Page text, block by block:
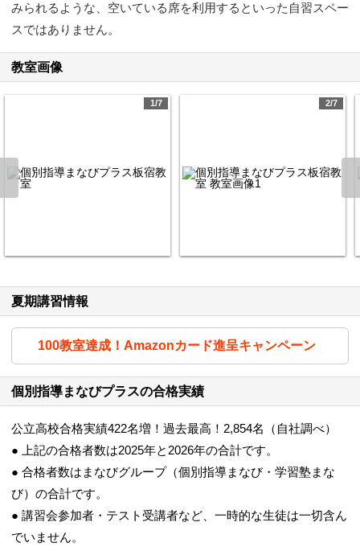
みられるような、空いている席を利用するといった自習スペー
スではありません。
教室画像
1/7 2/7
夏期講習情報
100教室達成！Amazonカード進呈キャンペーン
個別指導まなびプラスの合格実績
公立高校合格実績422名増！過去最高！2,854名（自社調べ）
● 上記の合格者数は2025年と2026年の合計です。
● 合格者数はまなびグループ（個別指導まなび・学習塾まな
び）の合計です。
● 講習会参加者・テスト受講者など、一時的な生徒は一切含ん
でいません。